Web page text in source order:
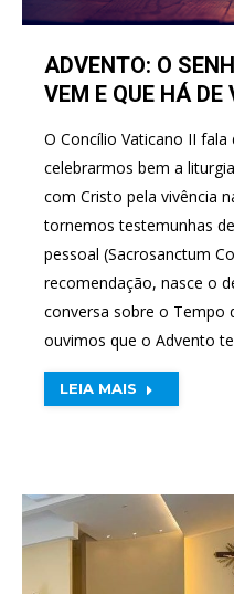
ADVENTO: O
VEM E QUE HÁ DE
O Concílio Vaticano II
celebrarmos bem a
com Cristo pela vivência
tornemos testemunhas
pessoal (Sacrosanctum
recomendação, nasce o
conversa sobre o Tempo
ouvimos que o Advento
LEIA MAIS